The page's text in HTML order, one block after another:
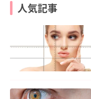
人気記事